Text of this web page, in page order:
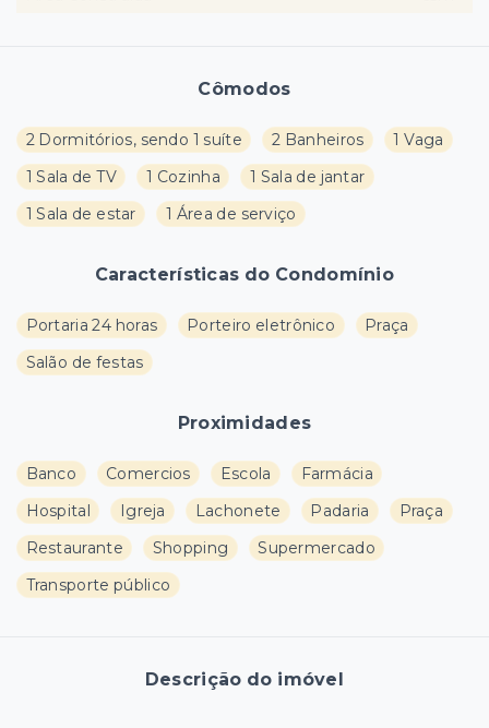
Cômodos
2 Dormitórios, sendo 1 suíte 2 Banheiros
1 Vaga
1 Sala de TV
1 Cozinha
1 Sala de jantar
1 Sala de estar
1 Área de serviço
Características do Condomínio
Portaria 24 horas Porteiro eletrônico
Praça
Salão de festas
Proximidades
Banco Comercios Escola
Farmácia
Hospital
Igreja Lachonete Padaria
Praça
Restaurante
Shopping
Supermercado
Transporte público
Descrição do imóvel